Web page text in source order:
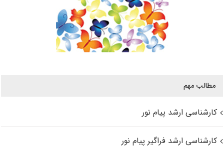
مطالب مهم
کارشناسی ارشد پیام نور
کارشناسی ارشد فراگیر پیام نور